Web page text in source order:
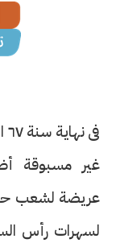
غير مسبوقة
عريضة لشعب
لسهرات رأس